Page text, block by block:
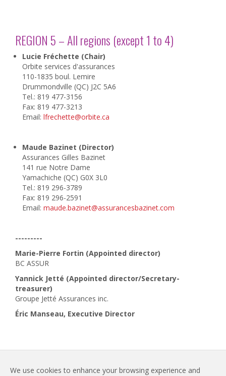
REGION 5 – All regions (except 1 to 4)
Lucie Fréchette (Chair)
Orbite services d'assurances
110-1835 boul. Lemire
Drummondville (QC) J2C 5A6
Tel.: 819 477-3156
Fax: 819 477-3213
Email: lfrechette@orbite.ca
Maude Bazinet (Director)
Assurances Gilles Bazinet
141 rue Notre Dame
Yamachiche (QC) G0X 3L0
Tel.: 819 296-3789
Fax: 819 296-2591
Email: maude.bazinet@assurancesbazinet.com
---------
Marie-Pierre Fortin (Appointed director)
BC ASSUR
Yannick Jetté (Appointed director/Secretary-
treasurer)
Groupe Jetté Assurances inc.
Éric Manseau, Executive Director
We use cookies to enhance your browsing experience and